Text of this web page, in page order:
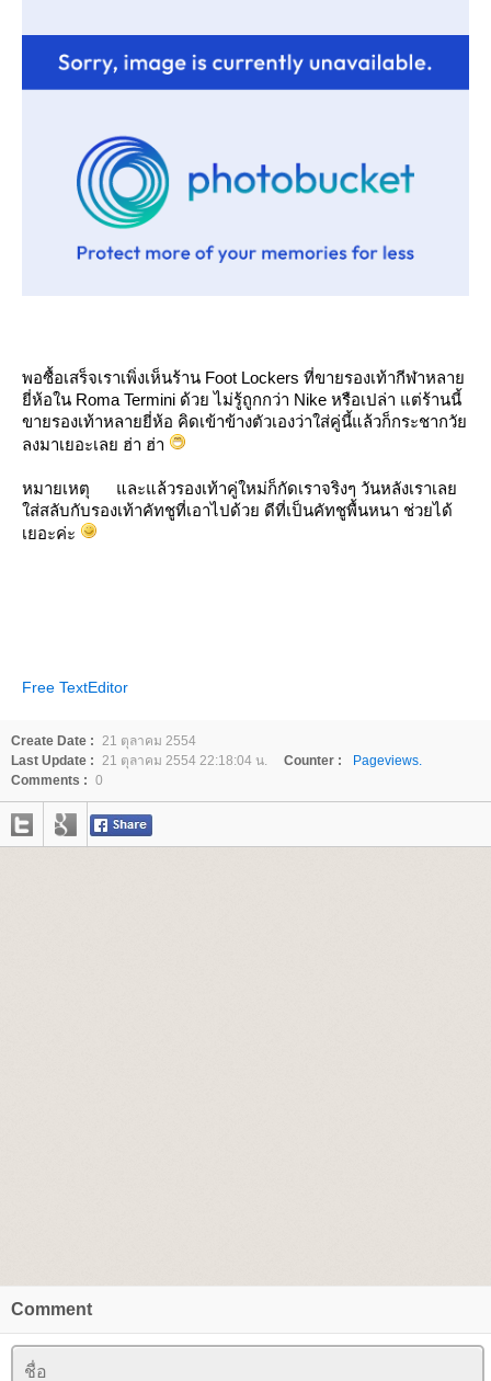
พอซื้อเสร็จเราเพิ่งเห็นร้าน Foot Lockers ที่ขายรองเท้ากีฬาหลา
ี่ห้อใน Roma Termini ด้วย ไม่รู้ถูกกว่า Nike หรือเปล่า แต่ร้านนี้
ขายรองเท้าหลายยี่ห้อ คิดเข้าข้างตัวเองว่าใส่คู่นี้แล้วก็กระชากวั
ลงมาเยอะเลย ฮ่า ฮ่า
หมายเหตุ และแล้วรองเท้าคู่ใหม่ก็กัดเราจริงๆ วันหลังเราเล
ส่สลับกับรองเท้าคัทชูที่เอาไปด้วย ดีที่เป็นคัทชูพื้นหนา ช่วยได้
เยอะค่ะ
Free TextEditor
Create Date : 21 ตุลาคม 2554
Last Update : 21 ตุลาคม 2554 22:18:04 น. Counter :
Pageviews.
Comments : 0
Comment